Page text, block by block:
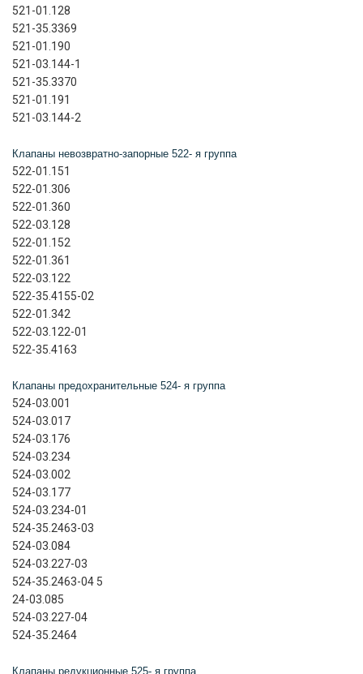
521-01.128
521-35.3369
521-01.190
521-03.144-1
521-35.3370
521-01.191
521-03.144-2
Клапаны невозвратно-запорные 522- я группа
522-01.151
522-01.306
522-01.360
522-03.128
522-01.152
522-01.361
522-03.122
522-35.4155-02
522-01.342
522-03.122-01
522-35.4163
Клапаны предохранительные 524- я группа
524-03.001
524-03.017
524-03.176
524-03.234
524-03.002
524-03.177
524-03.234-01
524-35.2463-03
524-03.084
524-03.227-03
524-35.2463-04 5
24-03.085
524-03.227-04
524-35.2464
Клапаны редукционные 525- я группа